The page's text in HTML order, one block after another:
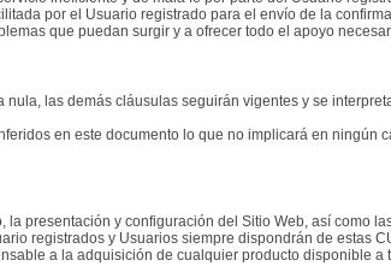
por el Usuario registrado para el envío de la
que puedan surgir y a ofrecer todo el apoyo
las demás cláusulas seguirán vigentes y se
en este documento lo que no implicará en
presentación y configuración del Sitio Web, así como
registrados y Usuarios siempre dispondrán de estas
a la adquisición de cualquier producto disponible a